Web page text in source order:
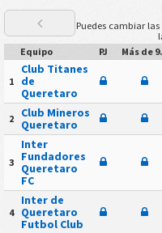
Puedes cambiar
Equipo
PJ Más de
1
Club Titanes
de
Queretaro
2
Club Mineros
Queretaro
3
Inter
Fundadores
Queretaro
FC
4
Inter de
Queretaro
Futbol Club